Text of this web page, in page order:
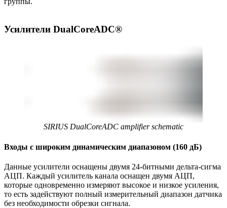
Усилители DualCoreADC®
SIRIUS DualCoreADC amplifier schematic
Входы с широким динамическим диапазоном (160 дБ)
Данные усилители оснащены двумя 24-битными дельта-сигма
АЦП. Каждый усилитель канала оснащен двумя АЦП,
которые одновременно измеряют высокое и низкое усиления,
то есть задействуют полный измерительный диапазон датчика
без необходимости обрезки сигнала.